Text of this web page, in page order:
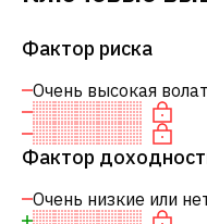
Фактор риска
Очень высокая
Фактор
Очень низкие или